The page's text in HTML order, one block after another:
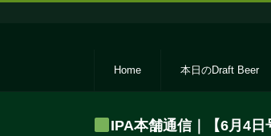
Home 本日のDraft Beer
IPA本舗通信｜【6月4日